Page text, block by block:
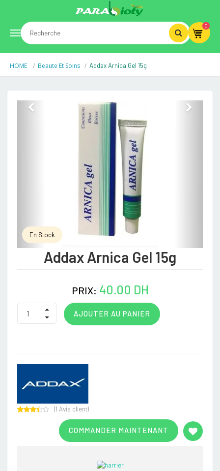
Toggle
navigation
0
HOME Beaute Et Soins Addax Arnica Gel 15g
En Stock
Addax Arnica Gel 15g
PRIX: 40.00 DH
AJOUTER AU PANIER
COMMANDER MAINTENANT
(1 Avis client)